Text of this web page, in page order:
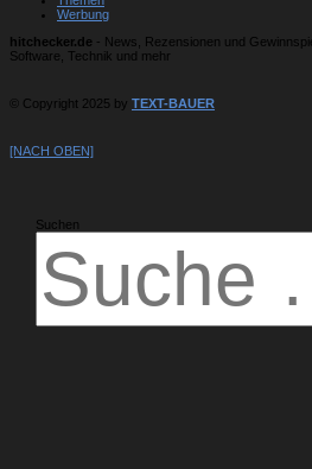
Werbung
hitchecker.de - News, Rezensionen und
Software, Technik und mehr
© Copyright 2025 by TEXT-BAUER
[NACH OBEN]
Suchen